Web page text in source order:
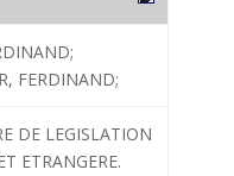
FERDINAND;
DE LEGISLATION
ETRANGERE.